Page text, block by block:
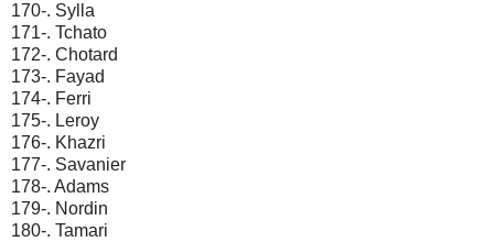
170-. Sylla
171-. Tchato
172-. Chotard
173-. Fayad
174-. Ferri
175-. Leroy
176-. Khazri
177-. Savanier
178-. Adams
179-. Nordin
180-. Tamari